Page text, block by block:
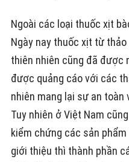
Ngoài các loại thuốc xịt
Ngày nay thuốc xịt từ
thiên nhiên cũng đã được
được quảng cáo với các
nhiên mang lại sự an toàn
Tuy nhiên ở Việt Nam
kiểm chứng các sản
giới thiệu thì thành phần